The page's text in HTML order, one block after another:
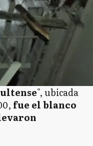
", ubicada
fue el blanco